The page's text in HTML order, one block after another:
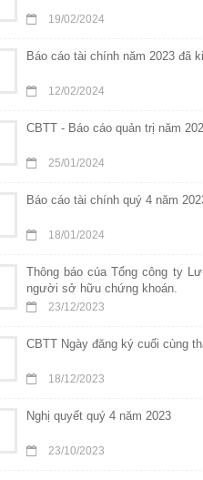
19/02/2024
Báo cáo tài chính năm 2023 đã
12/02/2024
CBTT - Báo cáo quản trị năm
25/01/2024
Báo cáo tài chính quý 4 năm
18/01/2024
Thông báo cúa Tổng công ty
người sở hữu chứng khoán.
23/12/2023
CBTT Ngày đăng ký cuối cùng
18/12/2023
Nghị quyết quý 4 năm 2023
23/10/2023